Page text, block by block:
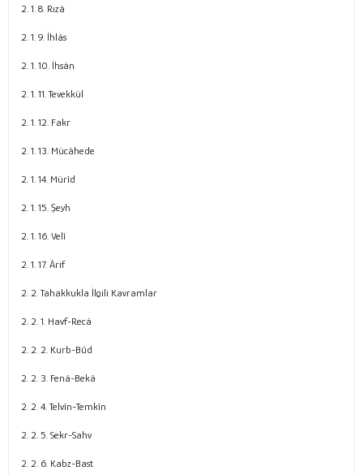
2. 1. 8. Rızâ
2. 1. 9. İhlâs
2. 1. 10. İhsân
2. 1. 11. Tevekkül
2. 1. 12. Fakr
2. 1. 13. Mücâhede
2. 1. 14. Mürîd
2. 1. 15. Şeyh
2. 1. 16. Velî
2. 1. 17. Ârif
2. 2. Tahakkukla İlgili Kavramlar
2. 2. 1. Havf-Recâ
2. 2. 2. Kurb-Bûd
2. 2. 3. Fenâ-Bekâ
2. 2. 4. Telvîn-Temkîn
2. 2. 5. Sekr-Sahv
2. 2. 6. Kabz-Bast